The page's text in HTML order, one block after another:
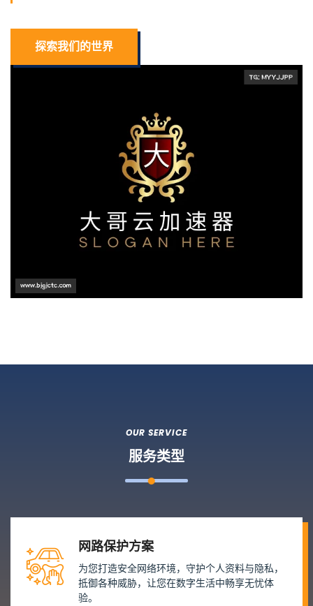
探索我们的世界
OUR SERVICE
服务类型
网路保护方案
为您打造安全网络环境，守护个人资料与隐私，
抵御各种威胁，让您在数字生活中畅享无忧体
验。